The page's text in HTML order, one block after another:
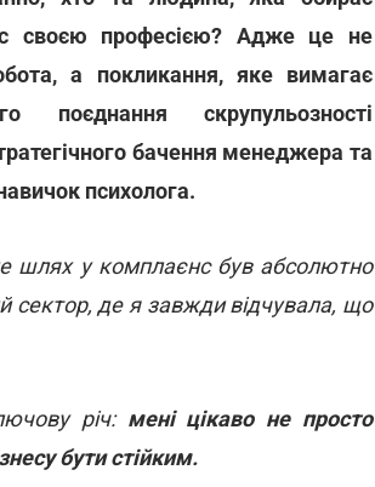
своєю професією? Адже це не
а покликання, яке вимагає
поєднання скрупульозності
бачення менеджера та
психолога.
шлях у комплаєнс був абсолютно
сектор, де я завжди відчувала, що
річ: мені цікаво не просто
бути стійким.